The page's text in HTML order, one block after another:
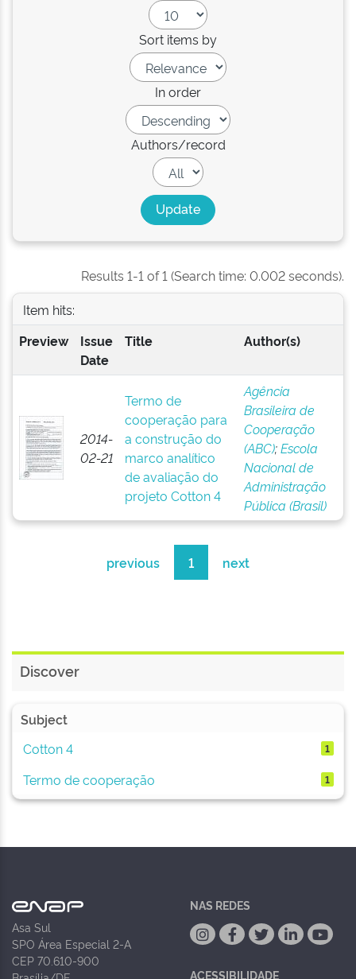
Sort items by
In order
Authors/record
Results 1-1 of 1 (Search time: 0.002 seconds).
Item hits:
Preview
Issue
Date
Title Author(s)
2014-
02-21
Termo de
cooperação para
a construção do
marco analítico
de avaliação do
projeto Cotton 4
Agência
Brasileira de
Cooperação
(ABC);Escola
Nacional de
Administração
Pública (Brasil)
previous 1 next
Discover
Subject
Cotton 4
1
Termo de cooperação 1
Asa Sul
SPO Área Especial 2-A
CEP 70.610-900
NAS REDES
ACESSIBILIDADE